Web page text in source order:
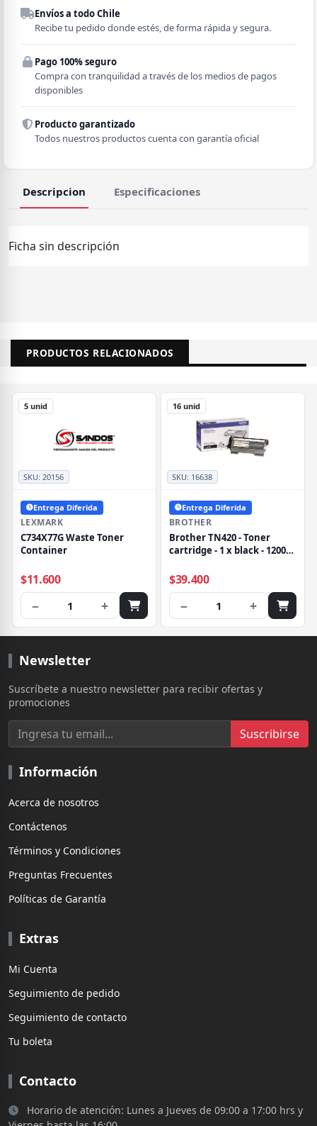
Región
Comuna
Envíos a todo Chile
Recibe tu pedido donde estés, de forma rápida y segura.
Pago 100% seguro
Compra con tranquilidad a través de los medios de pagos
disponibles
Producto garantizado
Todos nuestros productos cuenta con garantía oficial
Descripcion Especificaciones
Ficha sin descripción
PRODUCTOS RELACIONADOS
SKU:20156
5 unid
Entrega Diferida
LEXMARK
C734X77G Waste Toner
Container
$11.600
− 1 +
SKU: 16638
16 unid
Entrega Diferida
BROTHER
Brother TN420 - Toner
cartridge - 1 x black - 1200
$39.400
− 1 +
Newsletter
Suscríbete a nuestro newsletter para recibir ofertas y
promociones
Suscribirse
Información
Acerca de nosotros
Contáctenos
Términos y Condiciones
Preguntas Frecuentes
Políticas de Garantía
Extras
Mi Cuenta
Seguimiento de pedido
Seguimiento de contacto
Tu boleta
Contacto
Horario de atención: Lunes a Jueves de 09:00 a 17:00 hrs y